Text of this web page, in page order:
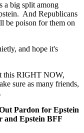
a big split among
And Republicans
be poison for them on
and hope it's
this RIGHT NOW,
sure as many friends,
Pardon for Epstein
and Epstein BFF